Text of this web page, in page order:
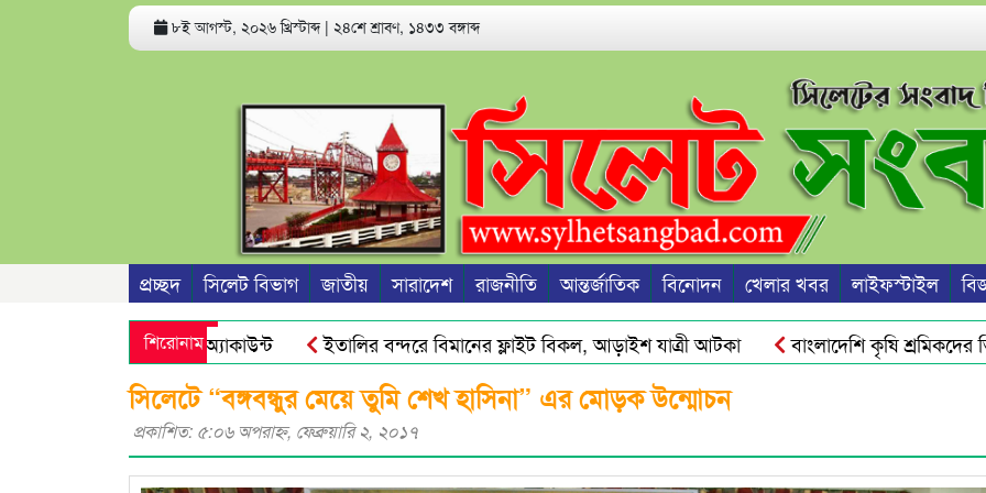
৮ই আগস্ট, ২০২৬ খ্রিস্টাব্দ | ২৪শে শ্রাবণ, ১৪৩৩ বঙ্গাব্দ
প্রচ্ছদ সিলেট বিভাগ জাতীয় সারাদেশ রাজনীতি আন্তর্জাতিক বিনোদন খেলার খবর লাইফস্টাইল
শিরোনাম
পারে ফোন ও ব্যাংক অ্যাকাউন্ট ইতালির বন্দরে বিমানের ফ্লাইট বিকল, আড়াইশ যাত্রী আটকা বাংলাদেশি কৃষি শ্রমিকদের
জনগণ আর ভয় পায়না : এড. জুবায়ের
তেল, গ্যাস, বিদ্যুৎ সঙ্কট ও দ্রব্যমূল্যের ঊর্ধ্বগতি রোধে সিলেটে ১১ দলীয় ঐক্যের স্মারকলিপি
সিলেটে “বঙ্গবন্ধুর মেয়ে তুমি শেখ হাসিনা” এর মোড়ক উন্মোচন
প্রকাশিত: ৫:০৬ অপরাহ্ণ, ফেব্রুয়ারি ২, ২০১৭